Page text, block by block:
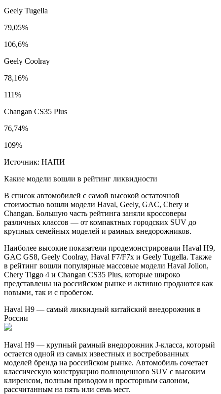
Geely Tugella
79,05%
106,6%
Geely Coolray
78,16%
111%
Changan CS35 Plus
76,74%
109%
Источник: НАПИ
Какие модели вошли в рейтинг ликвидности
В список автомобилей с самой высокой остаточной
стоимостью вошли модели Haval, Geely, GAC, Chery и
Changan. Большую часть рейтинга заняли кроссоверы
различных классов — от компактных городских SUV до
крупных семейных моделей и рамных внедорожников.
Наиболее высокие показатели продемонстрировали Haval H9,
GAC GS8, Geely Coolray, Haval F7/F7x и Geely Tugella. Также
в рейтинг вошли популярные массовые модели Haval Jolion,
Chery Tiggo 4 и Changan CS35 Plus, которые широко
представлены на российском рынке и активно продаются как
новыми, так и с пробегом.
Haval H9 — самый ликвидный китайский внедорожник в
России
Haval H9 — крупный рамный внедорожник J-класса, который
остается одной из самых известных и востребованных
моделей бренда на российском рынке. Автомобиль сочетает
классическую конструкцию полноценного SUV с высоким
клиренсом, полным приводом и просторным салоном,
рассчитанным на пять или семь мест.